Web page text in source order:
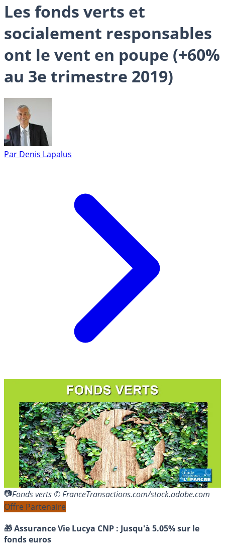
Les fonds verts et
socialement responsables
ont le vent en poupe (+60%
au 3e trimestre 2019)
Par Denis Lapalus
Fonds verts © FranceTransactions.com/stock.adobe.com
Offre Partenaire
🎁 Assurance Vie Lucya CNP : Jusqu'à 5.05% sur le
fonds euros